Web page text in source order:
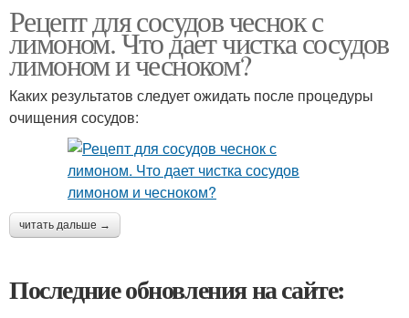
Рецепт для сосудов чеснок с
лимоном. Что дает чистка сосудов
лимоном и чесноком?
Каких результатов следует ожидать после процедуры
очищения сосудов:
читать дальше →
Последние обновления на сайте: